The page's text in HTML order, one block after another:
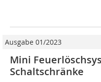
Ausgabe 01/2023
Mini
Schaltschränke